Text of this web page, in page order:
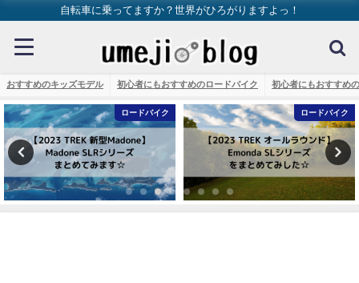
自転車に乗ってますか？世界がひろがりますよっ！
おすすめのキッズモデル 初心者にもおすすめのロードバイク 初心者にもおすすめ
ロードバイク ロードバイク